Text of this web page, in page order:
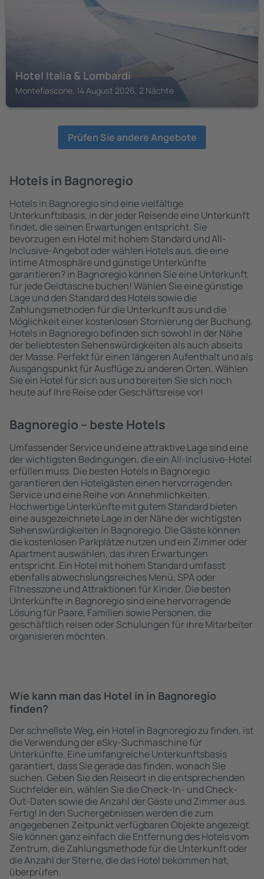
Hotel Italia & Lombardi
Montefiascone, 14 August 2026, 2 Nächte
Prüfen Sie andere Angebote
Hotels in Bagnoregio
Hotels in Bagnoregio sind eine vielfältige
Unterkunftsbasis, in der jeder Reisende eine Unterkunft
findet, die seinen Erwartungen entspricht. Sie
bevorzugen ein Hotel mit hohem Standard und All-
Inclusive-Angebot oder wählen Hotels aus, die eine
intime Atmosphäre und günstige Unterkünfte
garantieren? in Bagnoregio können Sie eine Unterkunft
für jede Geldtasche buchen! Wählen Sie eine günstige
Lage und den Standard des Hotels sowie die
Zahlungsmethoden für die Unterkunft aus und die
Möglichkeit einer kostenlosen Stornierung der Buchung.
Hotels in Bagnoregio befinden sich sowohl in der Nähe
der beliebtesten Sehenswürdigkeiten als auch abseits
der Masse. Perfekt für einen längeren Aufenthalt und als
Ausgangspunkt für Ausflüge zu anderen Orten. Wählen
Sie ein Hotel für sich aus und bereiten Sie sich noch
heute auf Ihre Reise oder Geschäftsreise vor!
Bagnoregio – beste Hotels
Umfassender Service und eine attraktive Lage sind eine
der wichtigsten Bedingungen, die ein All-Inclusive-Hotel
erfüllen muss. Die besten Hotels in Bagnoregio
garantieren den Hotelgästen einen hervorragenden
Service und eine Reihe von Annehmlichkeiten.
Hochwertige Unterkünfte mit gutem Standard bieten
eine ausgezeichnete Lage in der Nähe der wichtigsten
Sehenswürdigkeiten in Bagnoregio. Die Gäste können
die kostenlosen Parkplätze nutzen und ein Zimmer oder
Apartment auswählen, das ihren Erwartungen
entspricht. Ein Hotel mit hohem Standard umfasst
ebenfalls abwechslungsreiches Menü, SPA oder
Fitnesszone und Attraktionen für Kinder. Die besten
Unterkünfte in Bagnoregio sind eine hervorragende
Lösung für Paare, Familien sowie Personen, die
geschäftlich reisen oder Schulungen für ihre Mitarbeiter
organisieren möchten.
Wie kann man das Hotel in in Bagnoregio
finden?
Der schnellste Weg, ein Hotel in Bagnoregio zu finden, ist
die Verwendung der eSky-Suchmaschine für
Unterkünfte. Eine umfangreiche Unterkunftsbasis
garantiert, dass Sie gerade das finden, wonach Sie
suchen. Geben Sie den Reiseort in die entsprechenden
Suchfelder ein, wählen Sie die Check-In- und Check-
Out-Daten sowie die Anzahl der Gäste und Zimmer aus.
Fertig! In den Suchergebnissen werden die zum
angegebenen Zeitpunkt verfügbaren Objekte angezeigt.
Sie können ganz einfach die Entfernung des Hotels vom
Zentrum, die Zahlungsmethode für die Unterkunft oder
die Anzahl der Sterne, die das Hotel bekommen hat,
überprüfen.